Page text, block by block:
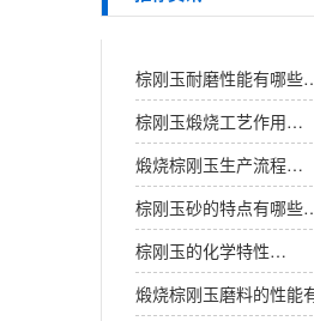
棕刚玉耐磨性能有哪
棕刚玉煅烧工艺作用…
煅烧棕刚玉生产流程…
棕刚玉砂的特点有哪
棕刚玉的化学特性…
煅烧棕刚玉磨料的性